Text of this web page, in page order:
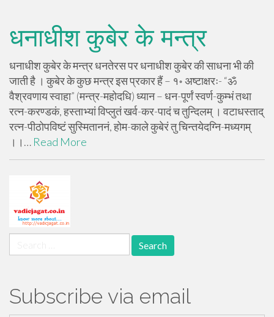
धनाधीश कुबेर के मन्त्र
धनाधीश कुबेर के मन्त्र धनतेरस पर धनाधीश कुबेर की साधना भी की
जाती है । कुबेर के कुछ मन्त्र इस प्रकार हैं – १॰ अष्टाक्षरः- “ॐ
वैश्रवणाय स्वाहा” (मन्त्र-महोदधि) ध्यान – धन-पूर्णं स्वर्ण-कुम्भं तथा
रत्न-करण्डकं, हस्ताभ्यां विप्लुतं खर्व-कर-पादं च तुन्दिलम् । वटाधस्ताद्
रत्न-पीठोपविष्टं सुस्मिताननं, होम-काले कुबेरं तु चिन्तयेदग्नि-मध्यगम्
।।… Read More
for:
Subscribe via email